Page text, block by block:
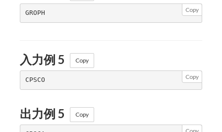
Copy
入力例 5 Copy
Copy
出力例 5 Copy